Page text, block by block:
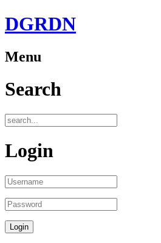
DGRDN
Menu
Search
Login